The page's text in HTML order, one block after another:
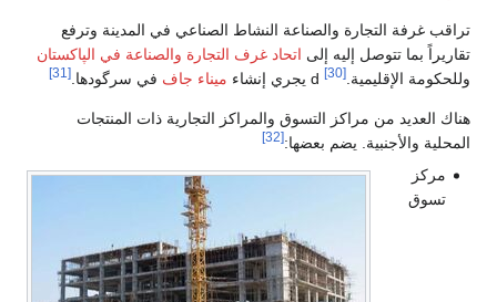
النشاط الصناعي في المدينة وترفع
غرف التجارة والصناعة في الپاكستان
ميناء جاففي سرگودها.
والمراكز التجارية ذات المنتجات